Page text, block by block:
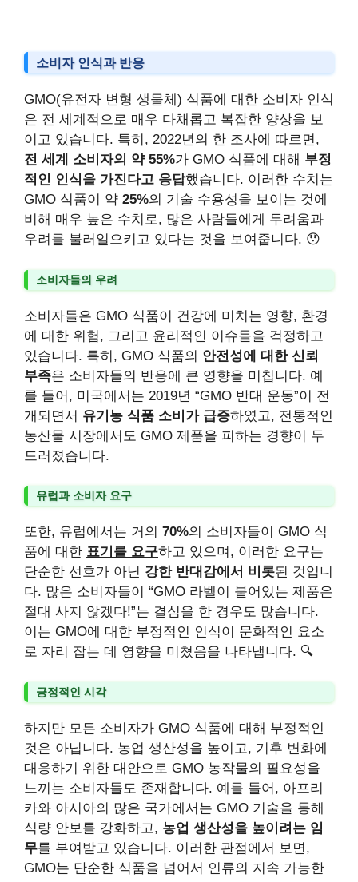
소비자 인식과 반응
GMO(유전자 변형 생물체) 식품에 대한 소비자 인식
은 전 세계적으로 매우 다채롭고 복잡한 양상을 보
이고 있습니다. 특히, 2022년의 한 조사에 따르면,
전 세계 소비자의 약 55%가 GMO 식품에 대해 부정
적인 인식을 가진다고 응답했습니다. 이러한 수치는
GMO 식품이 약 25%의 기술 수용성을 보이는 것에
비해 매우 높은 수치로, 많은 사람들에게 두려움과
우려를 불러일으키고 있다는 것을 보여줍니다. 😯
소비자들의 우려
소비자들은 GMO 식품이 건강에 미치는 영향, 환경
에 대한 위험, 그리고 윤리적인 이슈들을 걱정하고
있습니다. 특히, GMO 식품의 안전성에 대한 신뢰
부족은 소비자들의 반응에 큰 영향을 미칩니다. 예
를 들어, 미국에서는 2019년 “GMO 반대 운동”이 전
개되면서 유기농 식품 소비가 급증하였고, 전통적인
농산물 시장에서도 GMO 제품을 피하는 경향이 두
드러졌습니다.
유럽과 소비자 요구
또한, 유럽에서는 거의 70%의 소비자들이 GMO 식
품에 대한 표기를 요구하고 있으며, 이러한 요구는
단순한 선호가 아닌 강한 반대감에서 비롯된 것입니
다. 많은 소비자들이 “GMO 라벨이 붙어있는 제품은
절대 사지 않겠다!”는 결심을 한 경우도 많습니다.
이는 GMO에 대한 부정적인 인식이 문화적인 요소
로 자리 잡는 데 영향을 미쳤음을 나타냅니다. 🔍
긍정적인 시각
하지만 모든 소비자가 GMO 식품에 대해 부정적인
것은 아닙니다. 농업 생산성을 높이고, 기후 변화에
대응하기 위한 대안으로 GMO 농작물의 필요성을
느끼는 소비자들도 존재합니다. 예를 들어, 아프리
카와 아시아의 많은 국가에서는 GMO 기술을 통해
식량 안보를 강화하고, 농업 생산성을 높이려는 임
무를 부여받고 있습니다. 이러한 관점에서 보면,
GMO는 단순한 식품을 넘어서 인류의 지속 가능한